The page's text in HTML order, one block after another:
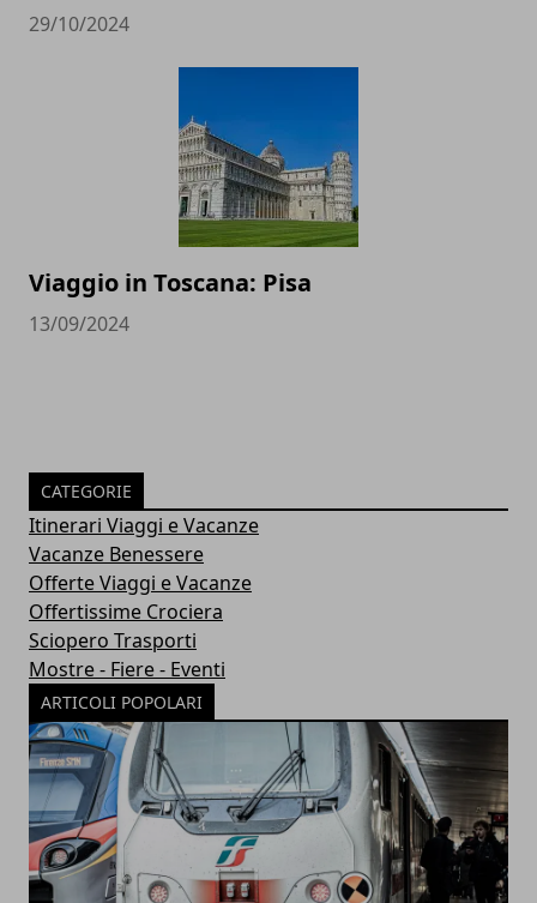
29/10/2024
Viaggio in Toscana: Pisa
13/09/2024
CATEGORIE
Itinerari Viaggi e Vacanze
Vacanze Benessere
Offerte Viaggi e Vacanze
Offertissime Crociera
Sciopero Trasporti
Mostre - Fiere - Eventi
ARTICOLI POPOLARI